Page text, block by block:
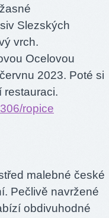
Slezských
vrch.
Ocelovou
2023. Poté si
restauraci.
ropice
malebné české
Pečlivě navržené
obdivuhodné